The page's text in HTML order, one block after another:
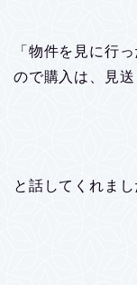
「物件を見に行
ので購入は、見送
と話してくれまし